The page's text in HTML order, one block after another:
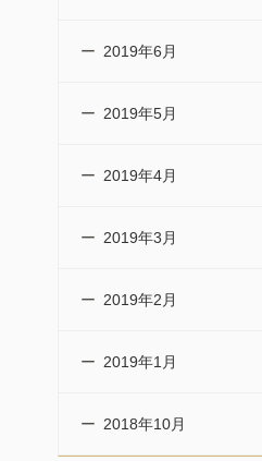
2019年6月
2019年5月
2019年4月
2019年3月
2019年2月
2019年1月
2018年10月